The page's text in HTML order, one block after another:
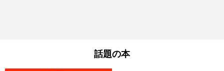
話題の本